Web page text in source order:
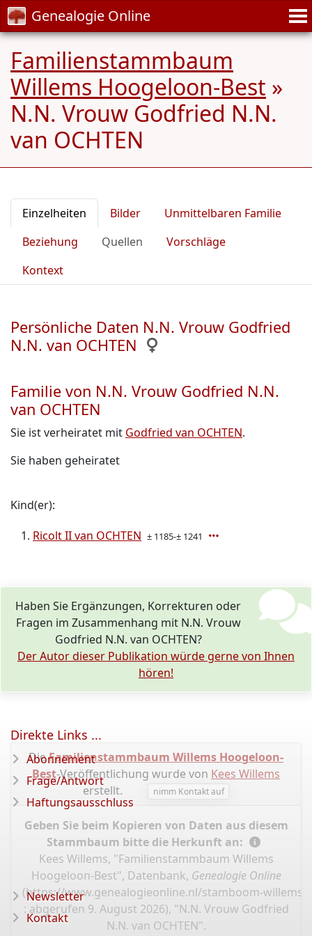
Genealogie Online
Familienstammbaum
Willems Hoogeloon-Best »
N.N. Vrouw Godfried N.N.
van OCHTEN
Einzelheiten Bilder
Unmittelbaren Familie
Beziehung
Quellen
Vorschläge
Kontext
Persönliche Daten N.N. Vrouw Godfried
N.N. van OCHTEN
Familie von N.N. Vrouw Godfried N.N.
van OCHTEN
Sie ist verheiratet mit Godfried van OCHTEN.
Sie haben geheiratet
Kind(er):
Ricolt II van OCHTEN ± 1185-± 1241
Haben Sie Ergänzungen, Korrekturen oder
Fragen im Zusammenhang mit N.N. Vrouw
Godfried N.N. van OCHTEN?
Der Autor dieser Publikation würde gerne von Ihnen
hören!
DieFamilienstammbaum Willems Hoogeloon-
Best-Veröffentlichung wurde von Kees Willems
erstellt.
nimm Kontakt auf
Geben Sie beim Kopieren von Daten aus diesem
Stammbaum bitte die Herkunft an:
Kees Willems, "Familienstammbaum Willems
Hoogeloon-Best", Datenbank, Genealogie Online
(https://www.genealogieonline.nl/stamboom-willems-
: abgerufen 9. August 2026), "N.N. Vrouw Godfried
N.N. van OCHTEN".
Direkte Links ...
Abonnement
Frage/Antwort
Haftungsausschluss
Newsletter
Kontakt